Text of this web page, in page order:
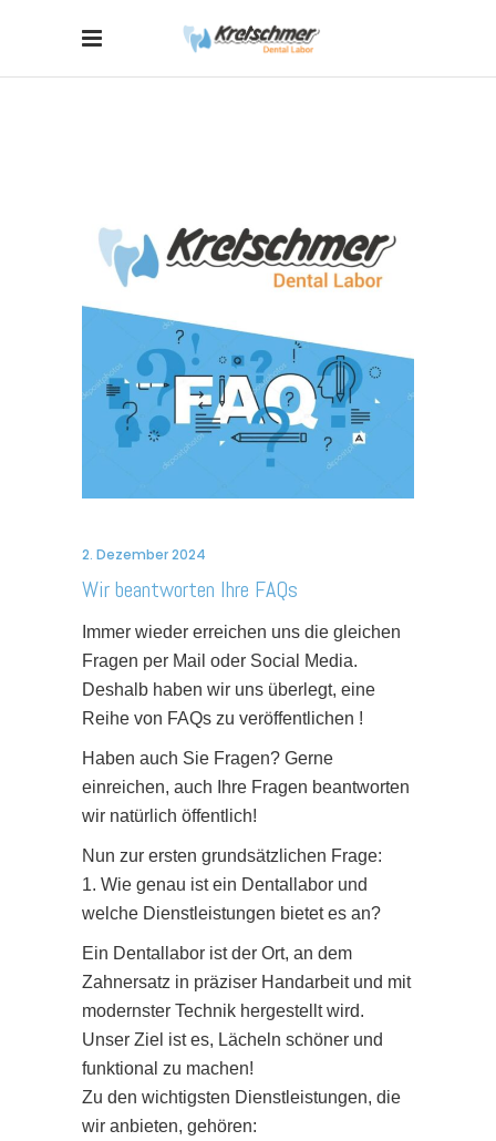
2. Dezember 2024
Wir beantworten Ihre FAQs
Immer wieder erreichen uns die gleichen
Fragen per Mail oder Social Media.
Deshalb haben wir uns überlegt, eine
Reihe von FAQs zu veröffentlichen !
Haben auch Sie Fragen? Gerne
einreichen, auch Ihre Fragen beantworten
wir natürlich öffentlich!
Nun zur ersten grundsätzlichen Frage:
1. Wie genau ist ein Dentallabor und
welche Dienstleistungen bietet es an?
Ein Dentallabor ist der Ort, an dem
Zahnersatz in präziser Handarbeit und mit
modernster Technik hergestellt wird.
Unser Ziel ist es, Lächeln schöner und
funktional zu machen!
Zu den wichtigsten Dienstleistungen, die
wir anbieten, gehören: